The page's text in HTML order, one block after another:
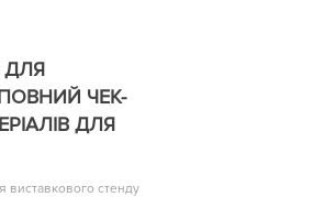
ДЛЯ
ЧЕК-
ДЛЯ
виставкового стенду